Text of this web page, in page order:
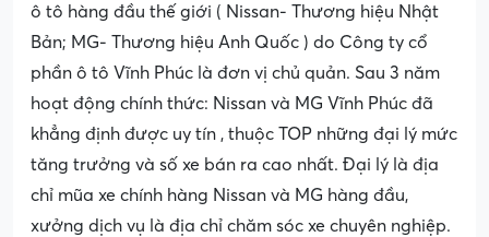
ô tô hàng đầu thế giới ( Nissan- Thương hiệu Nhật
Bản; MG- Thương hiệu Anh Quốc ) do Công ty cổ
phần ô tô Vĩnh Phúc là đơn vị chủ quản. Sau 3 năm
hoạt động chính thức: Nissan và MG Vĩnh Phúc đã
khẳng định được uy tín , thuộc TOP những đại lý mức
tăng trưởng và số xe bán ra cao nhất. Đại lý là địa
chỉ mũa xe chính hàng Nissan và MG hàng đầu,
xưởng dịch vụ là địa chỉ chăm sóc xe chuyên nghiệp.